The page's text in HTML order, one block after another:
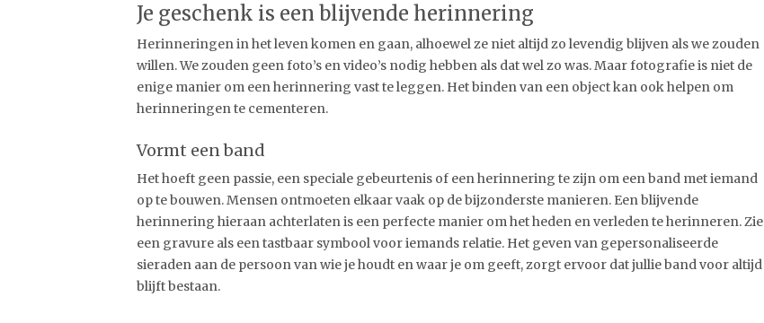
Je geschenk is een blijvende herinnering
Herinneringen in het leven komen en gaan, alhoewel ze niet altijd zo levendig blijven als we zouden
willen. We zouden geen foto’s en video’s nodig hebben als dat wel zo was. Maar fotografie is niet de
enige manier om een herinnering vast te leggen. Het binden van een object kan ook helpen om
herinneringen te cementeren.
Vormt een band
Het hoeft geen passie, een speciale gebeurtenis of een herinnering te zijn om een band met iemand
op te bouwen. Mensen ontmoeten elkaar vaak op de bijzonderste manieren. Een blijvende
herinnering hieraan achterlaten is een perfecte manier om het heden en verleden te herinneren. Zie
een gravure als een tastbaar symbool voor iemands relatie. Het geven van gepersonaliseerde
sieraden aan de persoon van wie je houdt en waar je om geeft, zorgt ervoor dat jullie band voor altijd
blijft bestaan.